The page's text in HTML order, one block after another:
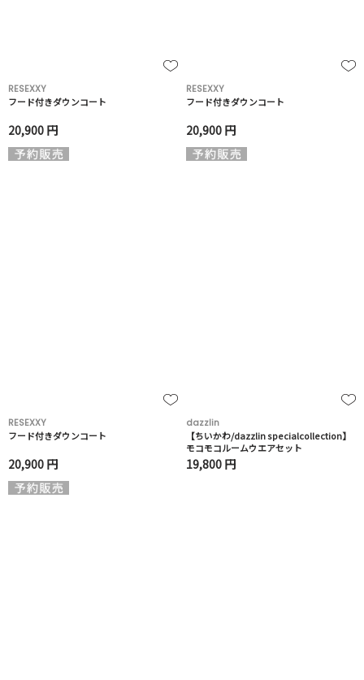
RESEXXY
フード付きダウンコート
20,900 円
RESEXXY
フード付きダウンコート
20,900 円
RESEXXY
フード付きダウンコート
20,900 円
dazzlin
【ちいかわ/dazzlin specialcollection】
モコモコルームウエアセット
19,800 円